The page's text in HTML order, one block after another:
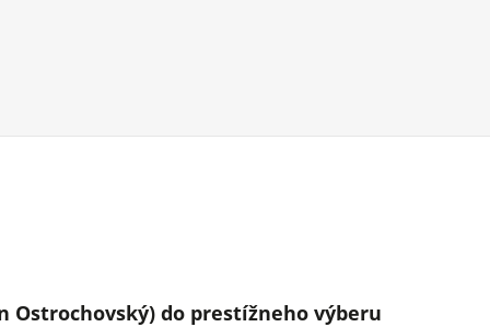
Ostrochovský) do prestížneho výberu